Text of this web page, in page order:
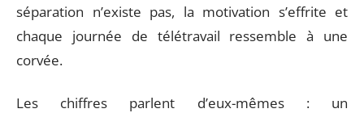
séparation n’existe pas, la motivation s’effrite et
chaque journée de télétravail ressemble à une
corvée.
Les chiffres parlent d’eux-mêmes : un